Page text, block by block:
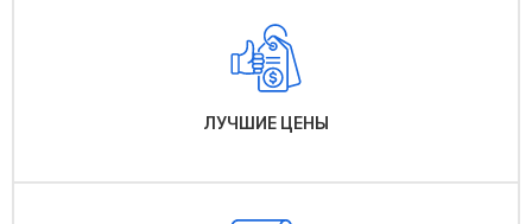
ЛУЧШИЕ ЦЕНЫ